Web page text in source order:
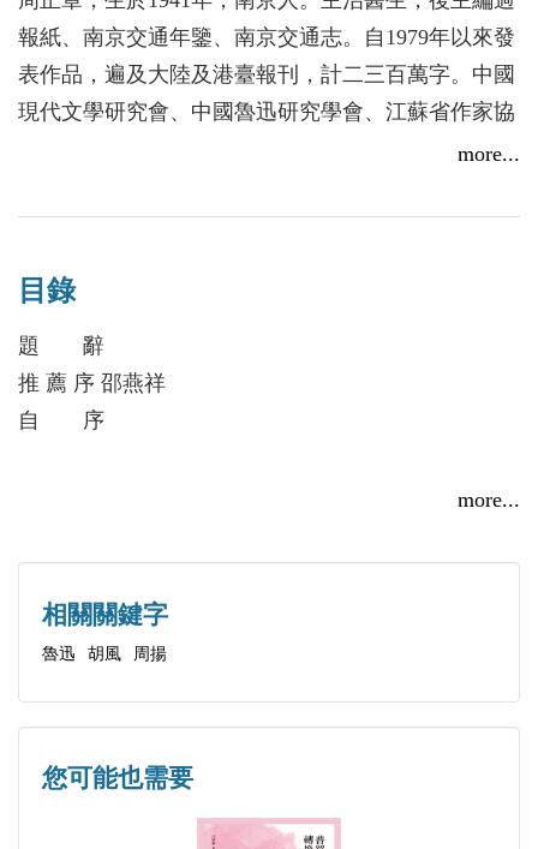
程。他的文章都不是大而化之的誇誇其談，重證據，
有細節，因此賦有說服力。
在他近年發表的文章中，有一些如《魯迅先生死於須
藤誤診的真相》、《魯迅話說「假如活著會如
何」》、《胡風事件五十年祭》、《馬克思、倫勃朗
這樣的讀者之一。魯迅、胡風、周揚、胡喬木，這幾
一時「吸引眼球」，轉瞬隨風而逝。他們在現代中國
歷史上，先是在左翼文壇，繼而在全國範圍，代表著
知識份子的不同類型，他們的命運標誌著中國不同時
這個視角，可以窺見中共與知識份子關係之一斑乃至
關於這幾位歷史人物，全書大部分是圍繞他們而寫，
這裏不必多說。其中魯迅、胡風、周揚都為廣大讀者
是耳熟能詳的了。只是胡喬木恐怕還不是人人都知道
的。他在上世紀三十年代初，曾入清華大學，不知他
當時是否與錢鍾書、季羨林交往，但後來是一直以老
同窗相標榜的。大約一年後，他就南下，在上海參加
考驗，致使所論成為學界定論。因視角特異，眼界開
闊，令同仁刮目相看;因力避學究式研究方法，關注
當下社會思潮，並注重增強可讀性與趣味感，使讀者
報紙、南京交通年鑒、南京交通志。自1979年以來發
表作品，遍及大陸及港臺報刊，計二三百萬字。中國
現代文學研究會、中國魯迅研究學會、江蘇省作家協
會、江蘇省戲劇家協會、南京市作家協會會員，江蘇
more...
目錄
題 辭
推 薦 序 邵燕祥
自 序
迅」的「道義」
宋慶齡捐贈魯迅的喪儀？—三駁秋石：究竟是誰不講
真話
魯迅話說：「假如活著會如何？」
扶魯迅棺柩者十二人是誰？—讀孔海珠著《痛別魯
more...
相關關鍵字
魯迅 胡風 周揚
您可能也需要